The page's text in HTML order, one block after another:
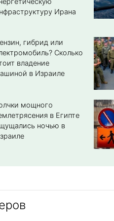
Ирана
гибрид или
Cколько
владение
в Израиле
мощного
в Египте
ночью в